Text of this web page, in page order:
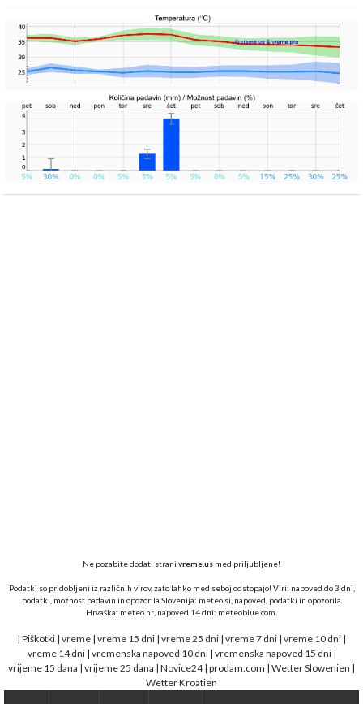
Ne pozabite dodati strani vreme.us med priljubljene!
Podatki so pridobljeni iz različnih virov, zato lahko med seboj odstopajo! Viri: napoved do 3 dni,
podatki, možnost padavin in opozorila Slovenija: meteo.si, napoved, podatki in opozorila
Hrvaška: meteo.hr , napoved 14 dni: meteoblue.com
| Piškotki | vreme | vreme 15 dni | vreme 25 dni | vreme 7 dni | vreme 10 dni |
vreme 14 dni| vremenska napoved 10 dni| vremenska napoved 15 dni|
vrijeme 15 dana | vrijeme 25 dana | Novice24| prodam.com | Wetter Slowenien |
Wetter Kroatien